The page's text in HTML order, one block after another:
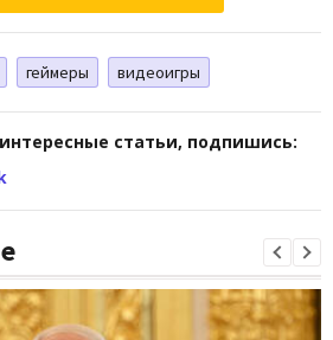
геймеры видеоигры
статьи, подпишись: